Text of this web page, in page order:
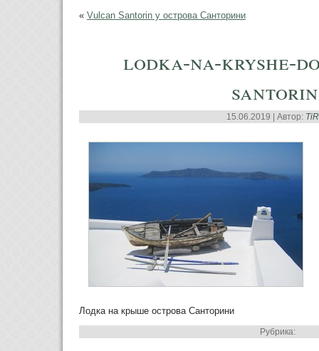
« Vulcan Santorin у острова Санторини
lodka-na-kryshe-
15.06.2019 | Автор:
Лодка на крыше острова Санторини
Рубрика: